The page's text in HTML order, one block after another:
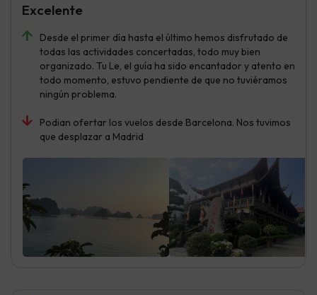
Desde el primer día hasta el último hemos disfrutado de
todas las actividades concertadas, todo muy bien
organizado. Tu Le, el guía ha sido encantador y atento en
todo momento, estuvo pendiente de que no tuviéramos
ningún problema.
Podian ofertar los vuelos desde Barcelona. Nos tuvimos
que desplazar a Madrid
Excelente